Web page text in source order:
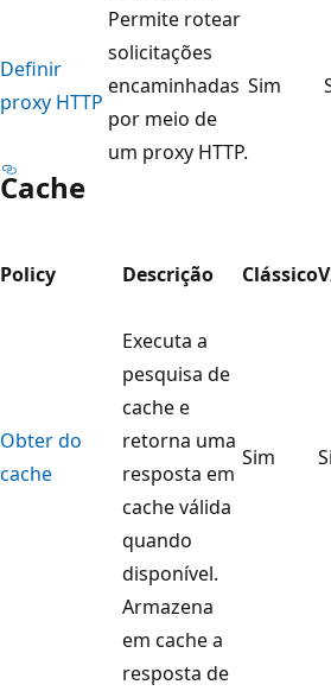
Definir
proxy HTTP
Permite rotear
solicitações
encaminhadas
por meio de
um proxy HTTP.
Sim
Cache
Policy Descrição Clássico
Obter do
cache
Executa a
pesquisa de
cache e
retorna uma
resposta em
cache válida
quando
disponível.
Sim
Armazena
em cache a
resposta de